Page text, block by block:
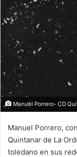
Manuel Porrero- CD
Manuel Porrero,
Quintanar de La
toledano en sus